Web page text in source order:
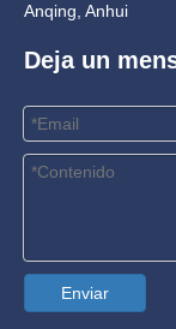
Anqing, Anhui
Deja un
Enviar